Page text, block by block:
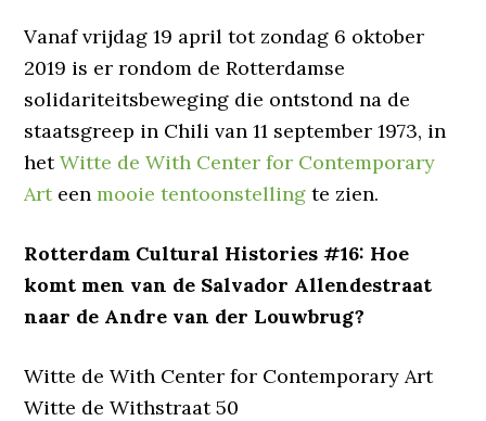
Vanaf vrijdag 19 april tot zondag 6 oktober
2019 is er rondom de Rotterdamse
solidariteitsbeweging die ontstond na de
staatsgreep in Chili van 11 september 1973, in
hetWitte de With Center for Contemporary
Arteenmooie tentoonstelling te zien.
Rotterdam Cultural Histories #16: Hoe
komt men van de Salvador Allendestraat
naar de Andre van der Louwbrug?
Witte de With Center for Contemporary Art
Witte de Withstraat 50